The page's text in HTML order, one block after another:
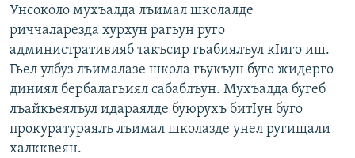
Унсоколо мухъалда лъимал школалде
риччаларезда хурхун рагьун руго
административияб такъсир гьабиялъул кIиго иш.
Гьел улбуз лъималазе школа гьукъун буго жидерго
диниял бербалагьиял сабаблъун. Мухъалда бугеб
лъайкьеялъул идараялде буюрухъ битIун буго
прокуратураялъ лъимал школазде унел ругищали
халкквеян.